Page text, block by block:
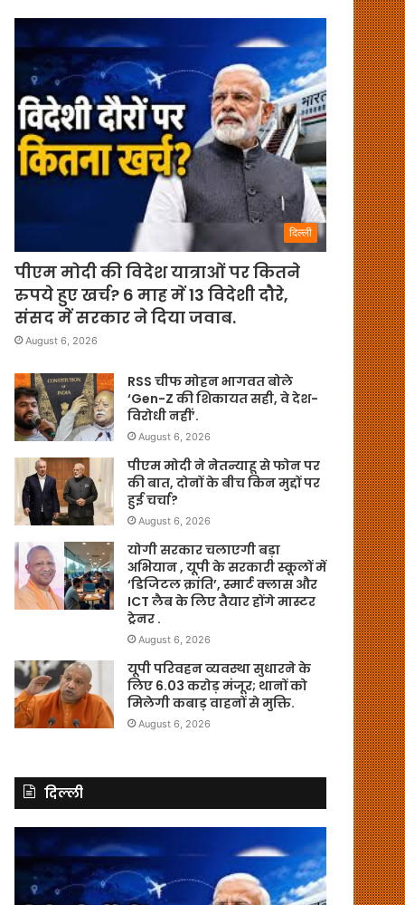
दिल्ली
पीएम मोदी की विदेश यात्राओं पर कितने
रुपये हुए खर्च? 6 माह में 13 विदेशी दौरे,
संसद में सरकार ने दिया जवाब.
August 6, 2026
RSS चीफ मोहन भागवत बोले
‘Gen-Z की शिकायत सही, वे देश-
विरोधी नहीं’.
August 6, 2026
पीएम मोदी ने नेतन्याहू से फोन पर
की बात, दोनों के बीच किन मुद्दों पर
हुई चर्चा?
August 6, 2026
योगी सरकार चलाएगी बड़ा
अभियान , यूपी के सरकारी स्कूलों में
‘डिजिटल क्रांति’, स्मार्ट क्लास और
ICT लैब के लिए तैयार होंगे मास्टर
ट्रेनर .
August 6, 2026
यूपी परिवहन व्यवस्था सुधारने के
लिए 6.03 करोड़ मंजूर; थानों को
मिलेगी कबाड़ वाहनों से मुक्ति.
August 6, 2026
दिल्ली